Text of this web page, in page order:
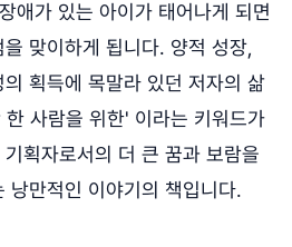
애가 있는 아이가 태어나게 되면
맞이하게 됩니다. 양적 성장,
획득에 목말라 있던 저자의 삶
사람을 위한' 이라는 키워드가
획자로서의 더 큰 꿈과 보람을
낭만적인 이야기의 책입니다.